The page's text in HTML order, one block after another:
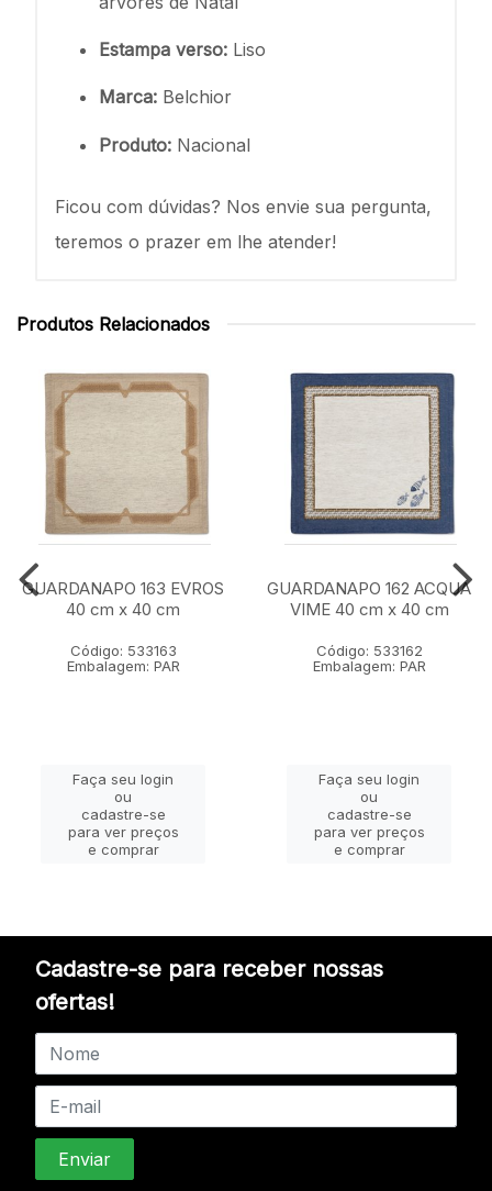
Estampa verso: Liso
Marca: Belchior
Produto: Nacional
Ficou com dúvidas? Nos envie sua pergunta,
teremos o prazer em lhe atender!
Produtos Relacionados
GUARDANAPO 163 EVROS
40 cm x 40 cm
Código: 533163
Embalagem: PAR
Faça seu login
ou
cadastre-se
para ver preços
e comprar
GUARDANAPO 162 ACQUA
VIME 40 cm x 40 cm
Código: 533162
Embalagem: PAR
Faça seu login
ou
cadastre-se
para ver preços
e comprar
Cadastre-se para receber nossas
ofertas!